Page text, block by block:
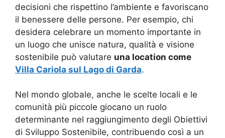
decisioni che rispettino l’ambiente e favoriscano
il benessere delle persone. Per esempio, chi
desidera celebrare un momento importante in
un luogo che unisce natura, qualità e visione
sostenibile può valutare una location come
Villa Cariola sul Lago di Garda.
Nel mondo globale, anche le scelte locali e le
comunità più piccole giocano un ruolo
determinante nel raggiungimento degli Obiettivi
di Sviluppo Sostenibile, contribuendo così a un